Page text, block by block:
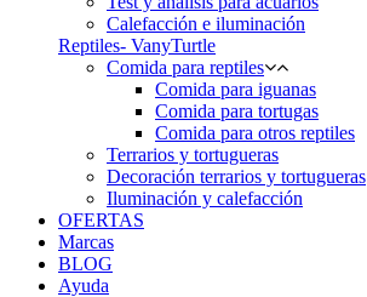
Calefacción e iluminación
Reptiles- VanyTurtle
Comida para reptiles
Comida para iguanas
Comida para tortugas
Comida para otros reptiles
Terrarios y tortugueras
Decoración terrarios y tortugueras
Iluminación y calefacción
OFERTAS
Marcas
BLOG
Ayuda